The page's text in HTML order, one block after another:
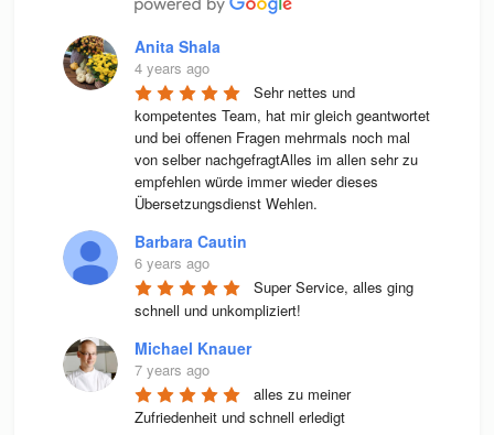
Anita Shala
4 years ago
Sehr nettes und
kompetentes Team, hat mir gleich geantwortet
und bei offenen Fragen mehrmals noch mal
von selber nachgefragtAlles im allen sehr zu
empfehlen würde immer wieder dieses
Übersetzungsdienst Wehlen.
Barbara Cautin
6 years ago
Super Service, alles ging
schnell und unkompliziert!
Michael Knauer
7 years ago
alles zu meiner
Zufriedenheit und schnell erledigt